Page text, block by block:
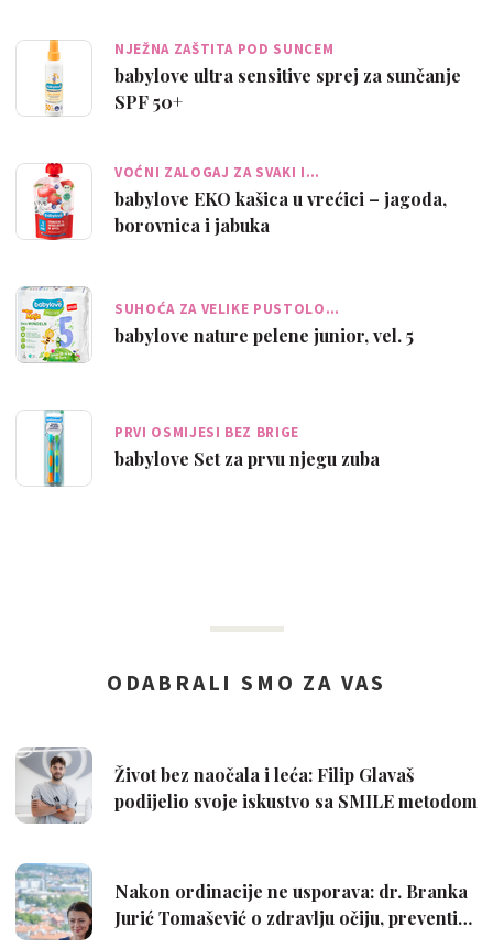
NJEŽNA ZAŠTITA POD SUNCEM
babylove ultra sensitive sprej za sunčanje
SPF 50+
VOĆNI ZALOGAJ ZA SVAKI I…
babylove EKO kašica u vrećici – jagoda,
borovnica i jabuka
SUHOĆA ZA VELIKE PUSTOLO…
babylove nature pelene junior, vel. 5
PRVI OSMIJESI BEZ BRIGE
babylove Set za prvu njegu zuba